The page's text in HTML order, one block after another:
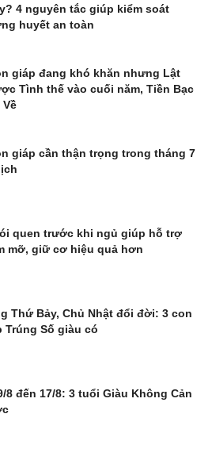
4 nguyên tắc giúp kiểm soát
huyết an toàn
giáp đang khó khăn nhưng Lật
Tình thế vào cuối năm, Tiền Bạc
Về
giáp cần thận trọng trong tháng 7
quen trước khi ngủ giúp hỗ trợ
mỡ, giữ cơ hiệu quả hơn
Thứ Bảy, Chủ Nhật đổi đời: 3 con
Trúng Số giàu có
8 đến 17/8: 3 tuổi Giàu Không Cản